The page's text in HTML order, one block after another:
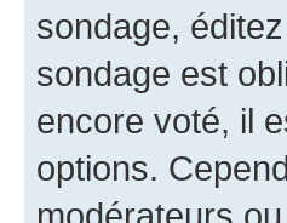
sondage,
sondage est
encore voté, il
options.